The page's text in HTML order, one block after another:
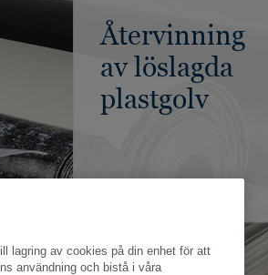
Återvinning
av löslagda
plastgolv
lagring av cookies på din enhet för att
användning och bistå i våra